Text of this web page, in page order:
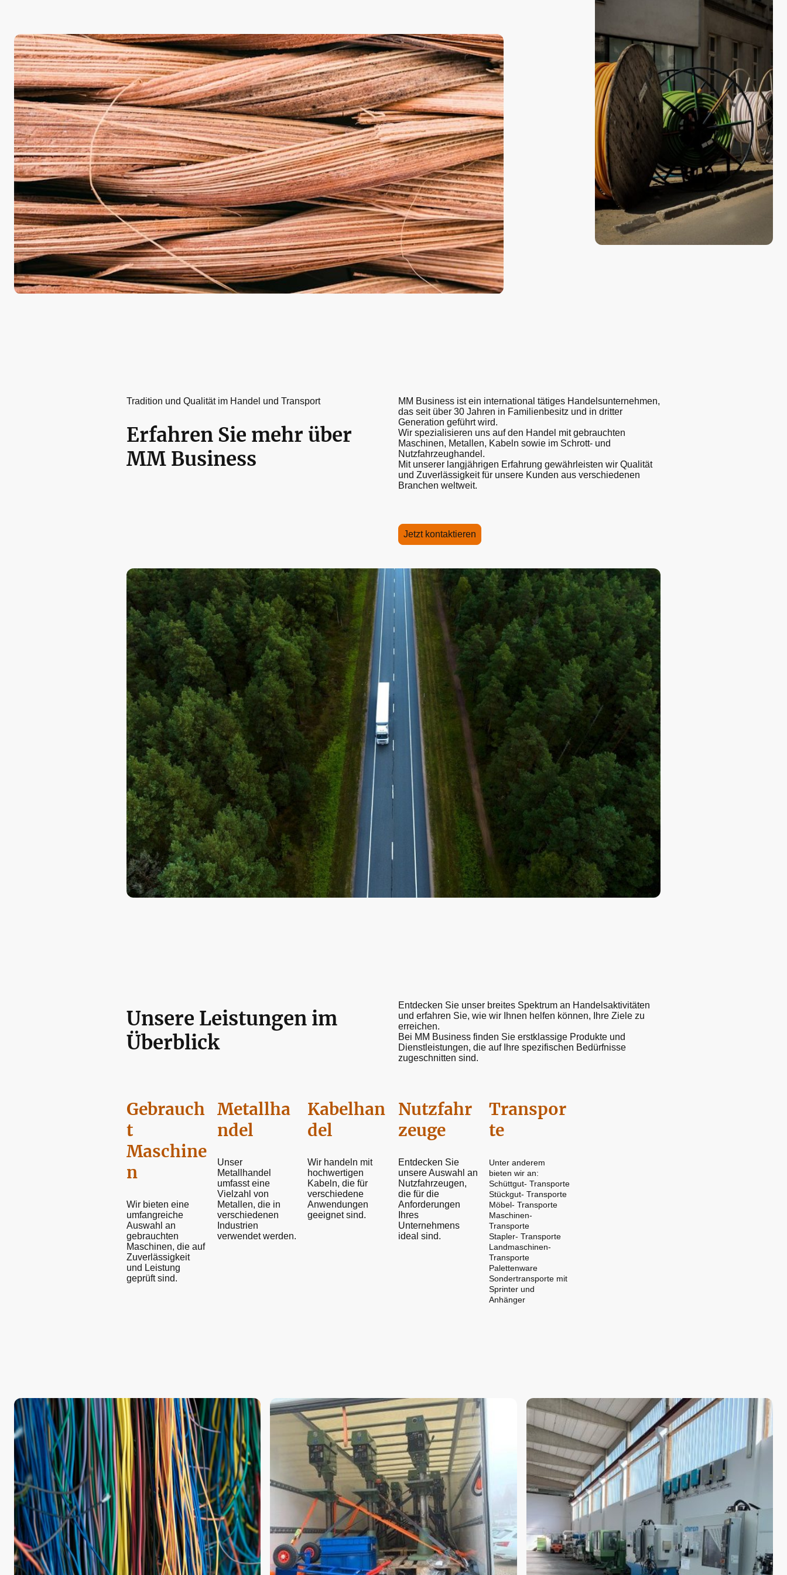
Tradition und Qualität im Handel und Transport
Erfahren Sie mehr über
MM Business
MM Business ist ein international tätiges Handelsunternehmen,
das seit über 30 Jahren in Familienbesitz und in dritter
Generation geführt wird.
Wir spezialisieren uns auf den Handel mit gebrauchten
Maschinen, Metallen, Kabeln sowie im Schrott- und
Nutzfahrzeughandel.
Mit unserer langjährigen Erfahrung gewährleisten wir Qualität
und Zuverlässigkeit für unsere Kunden aus verschiedenen
Branchen weltweit.
Jetzt kontaktieren
Unsere Leistungen im
Überblick
Entdecken Sie unser breites Spektrum an Handelsaktivitäten
und erfahren Sie, wie wir Ihnen helfen können, Ihre Ziele zu
erreichen.
Bei MM Business finden Sie erstklassige Produkte und
Dienstleistungen, die auf Ihre spezifischen Bedürfnisse
zugeschnitten sind.
Gebrauch
t
Maschine
n
Wir bieten eine
umfangreiche
Auswahl an
gebrauchten
Maschinen, die auf
Zuverlässigkeit
und Leistung
geprüft sind.
Metallha
ndel
Unser
Metallhandel
umfasst eine
Vielzahl von
Metallen, die in
verschiedenen
Industrien
verwendet werden.
Kabelhan
del
Wir handeln mit
hochwertigen
Kabeln, die für
verschiedene
Anwendungen
geeignet sind.
Nutzfahr
zeuge
Entdecken Sie
unsere Auswahl an
Nutzfahrzeugen,
die für die
Anforderungen
Ihres
Unternehmens
ideal sind.
Transpor
te
Unter anderem
bieten wir an:
Schüttgut- Transporte
Stückgut- Transporte
Möbel- Transporte
Maschinen-
Transporte
Stapler- Transporte
Landmaschinen-
Transporte
Palettenware
Sondertransporte mit
Sprinter und
Anhänger